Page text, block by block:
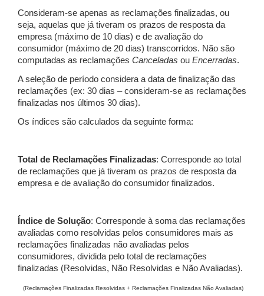
Consideram-se apenas as reclamações finalizadas, ou
seja, aquelas que já tiveram os prazos de resposta da
empresa (máximo de 10 dias) e de avaliação do
consumidor (máximo de 20 dias) transcorridos. Não são
computadas as reclamações Canceladas ou Encerradas.
A seleção de período considera a data de finalização das
reclamações (ex: 30 dias – consideram-se as reclamações
finalizadas nos últimos 30 dias).
Os índices são calculados da seguinte forma:
Total de Reclamações Finalizadas: Corresponde ao total
de reclamações que já tiveram os prazos de resposta da
empresa e de avaliação do consumidor finalizados.
Índice de Solução: Corresponde à soma das reclamações
avaliadas como resolvidas pelos consumidores mais as
reclamações finalizadas não avaliadas pelos
consumidores, dividida pelo total de reclamações
finalizadas (Resolvidas, Não Resolvidas e Não Avaliadas).
(Reclamações Finalizadas Resolvidas + Reclamações Finalizadas Não Avaliadas)